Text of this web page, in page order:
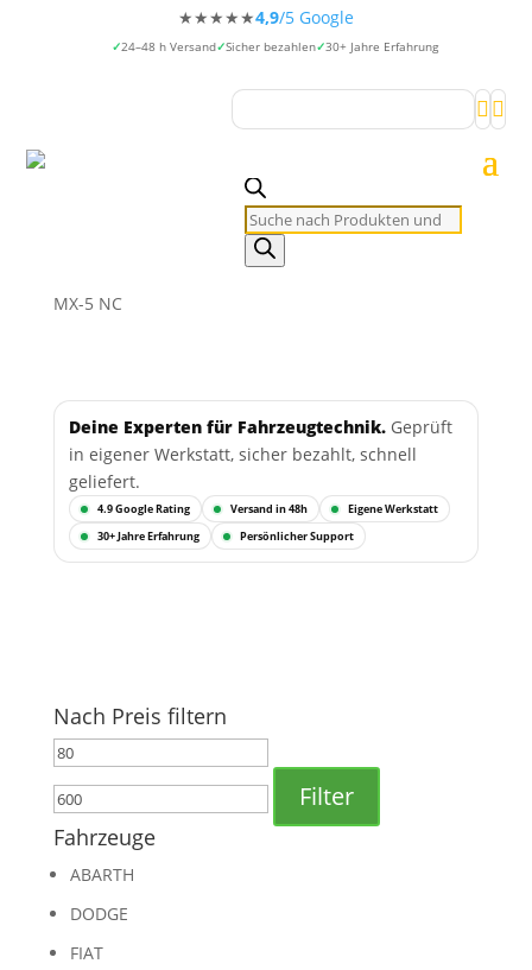
★★★★★4,9/5 Google
24–48 h Versand Sicher bezahlen 30+ Jahre Erfahrung


Products
search
MX-5 NC
Deine Experten für Fahrzeugtechnik.Geprüft
in eigener Werkstatt, sicher bezahlt, schnell
geliefert.
4.9 Google Rating Versand in 48h
Eigene Werkstatt
30+ Jahre Erfahrung
Persönlicher Support
Nach Preis filtern
Min.
Filter
Fahrzeuge
ABARTH
DODGE
FIAT